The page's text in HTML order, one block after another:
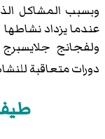
وبسبب المشاكل
عندما يزداد
ولفجانج
دورات متعاقبة